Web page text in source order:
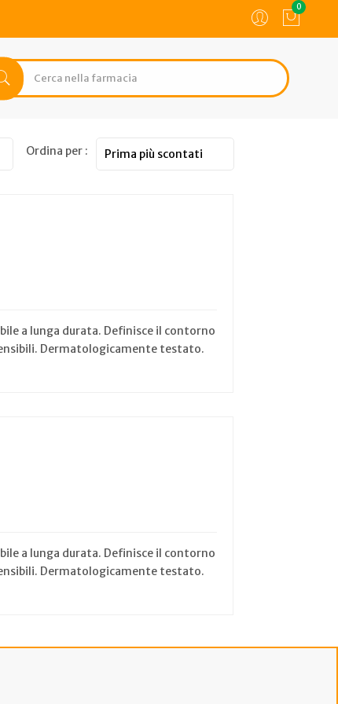
0
Ordina per :
a lunga durata. Definisce il contorno
Dermatologicamente testato.
a lunga durata. Definisce il contorno
Dermatologicamente testato.